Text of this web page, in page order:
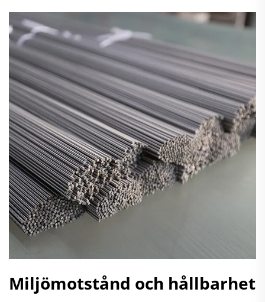
Miljömotstånd och hållbarhet